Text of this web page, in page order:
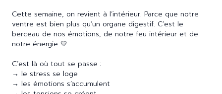
Cette semaine, on revient à l’intérieur. Parce que notre
ventre est bien plus qu’un organe digestif. C’est le
berceau de nos émotions, de notre feu intérieur et de
notre énergie 💛
C’est là où tout se passe :
→ le stress se loge
→ les émotions s’accumulent